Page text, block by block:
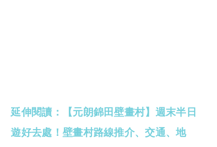
延伸閱讀：【元朗錦田壁畫村】週末半日
遊好去處！壁畫村路線推介、交通、地